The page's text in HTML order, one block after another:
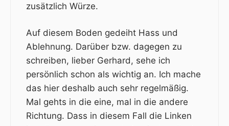
zusätzlich Würze.
Auf diesem Boden gedeiht Hass und
Ablehnung. Darüber bzw. dagegen zu
schreiben, lieber Gerhard, sehe ich
persönlich schon als wichtig an. Ich mache
das hier deshalb auch sehr regelmäßig.
Mal gehts in die eine, mal in die andere
Richtung. Dass in diesem Fall die Linken